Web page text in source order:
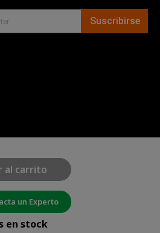
al carrito
un Experto
en stock
Suscribirse
2026|Mapa del sitio